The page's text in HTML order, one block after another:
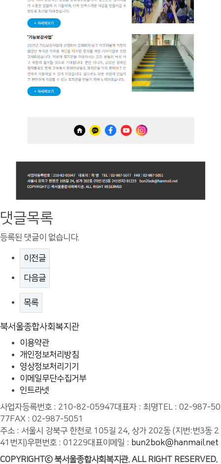
댓글목록
등록된 댓글이 없습니다.
이전글
다음글
목록
북서울종합사회복지관
이용약관
개인정보처리방침
영상정보처리기기
이메일무단수집거부
인트라넷
사업자등록번호 : 210-82-05947대표자 : 최명TEL : 02-987-50
77 FAX : 02-987-5051
주소 : 서울시 강북구 한천로 105길 24, 상가 202동 (지번:번3동 2
41번지)우편번호 : 01229대표이메일 : bun2bok@hanmail.net
COPYRIGHTⓒ 북서울종합사회복지관. ALL RIGHT RESERVED.